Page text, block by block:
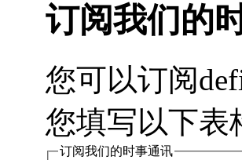
订阅我们的
您可以订阅
您填写以下表
订阅我们的时事通讯